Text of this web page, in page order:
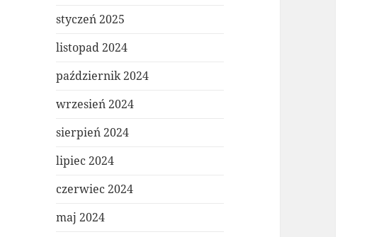
styczeń 2025
listopad 2024
październik 2024
wrzesień 2024
sierpień 2024
lipiec 2024
czerwiec 2024
maj 2024